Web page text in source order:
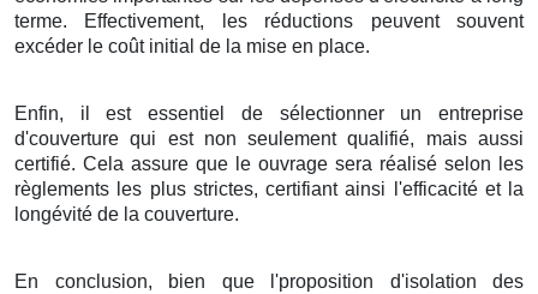
terme. Effectivement, les réductions peuventsouvent
excéder le coûtinitial de la mise en place.
Enfin, il estessentiel de sélectionnerunentreprise
d'couverture qui est non seulementqualifié, maisaussi
certifié. Cela assure que le ouvrage sera réalisé selon les
règlements les plus strictes, certifiantainsi l'efficacitéet la
longévité de la couverture.
En conclusion, bien que l'proposition d'isolation des